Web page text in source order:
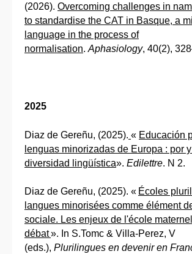
(2026). Overcoming challenges in
to standardise the CAT in Basque, a
language in the process of
normalisation. Aphasiology, 40(2),
2025
Diaz de Gereñu, (2025). « Educación
lenguas minorizadas de Europa : por
diversidad lingüística». Edilettre. N 2.
Diaz de Gereñu, (2025). « Écoles
langues minorisées comme élément
sociale. Les enjeux de l'école
débat». In S.Tomc & Villa-Perez, V
(eds.), Plurilingues en devenir en